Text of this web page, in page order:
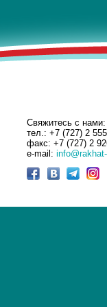
Свяжитесь с нами:
тел.: +7 (727) 2
факс: +7 (727) 2
e-mail: